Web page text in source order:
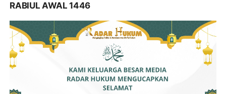
RABIUL AWAL 1446